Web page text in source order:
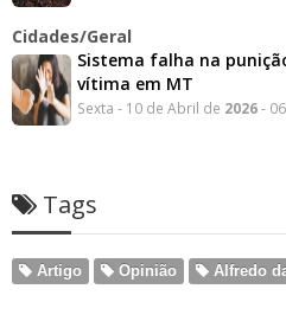
Cidades/Geral
Sistema falha na
vítima em MT
Sexta - 10 de Abril de 2026-
Tags
Artigo Opinião Alfredo